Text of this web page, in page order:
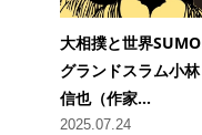
大相撲と世界SUMO
グランドスラム小林
信也（作家...
2025.07.24